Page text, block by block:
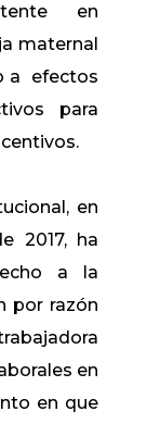
en
maternal
a efectos
para
en
2017, ha
a la
por razón
en
en que